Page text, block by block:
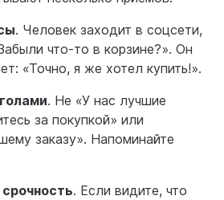
. Человек заходит в соцсети,
что-то в корзине?». Он
«Точно, я же хотел купить!».
. Не «У нас лучшие
за покупкой» или
заказу». Напоминайте
. Если видите, что